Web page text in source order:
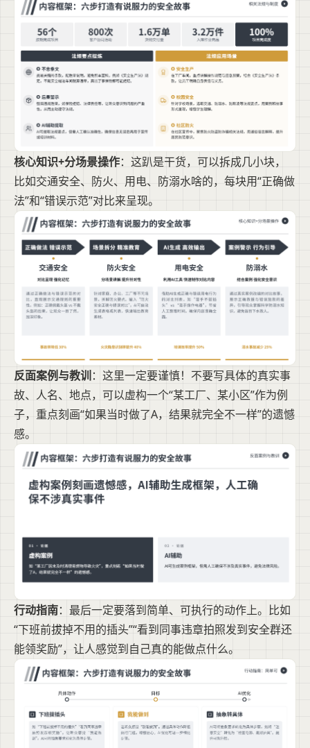
核心知识+分场景操作：这趴是干货，可以拆成几小块，
比如交通安全、防火、用电、防溺水啥的，每块用“正确做
法”和“错误示范”对比来呈现。
反面案例与教训：这里一定要谨慎！不要写具体的真实事
故、人名、地点，可以虚构一个“某工厂、某小区”作为例
子，重点刻画“如果当时做了A，结果就完全不一样”的遗憾
感。
行动指南：最后一定要落到简单、可执行的动作上。比如
“下班前拔掉不用的插头”“看到同事违章拍照发到安全群还
能领奖励”，让人感觉到自己真的能做点什么。